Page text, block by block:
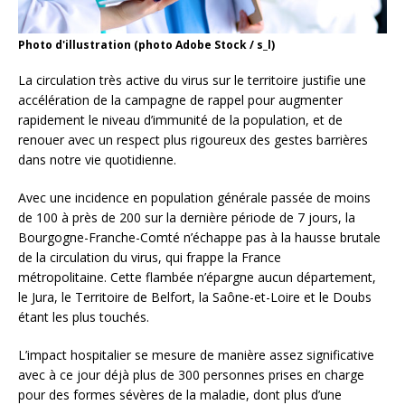
Photo d'illustration (photo Adobe Stock / s_l)
La circulation très active du virus sur le territoire justifie une
accélération de la campagne de rappel pour augmenter
rapidement le niveau d’immunité de la population, et de
renouer avec un respect plus rigoureux des gestes barrières
dans notre vie quotidienne.
Avec une incidence en population générale passée de moins
de 100 à près de 200 sur la dernière période de 7 jours, la
Bourgogne-Franche-Comté n’échappe pas à la hausse brutale
de la circulation du virus, qui frappe la France
métropolitaine. Cette flambée n’épargne aucun département,
le Jura, le Territoire de Belfort, la Saône-et-Loire et le Doubs
étant les plus touchés.
L’impact hospitalier se mesure de manière assez significative
avec à ce jour déjà plus de 300 personnes prises en charge
pour des formes sévères de la maladie, dont plus d’une